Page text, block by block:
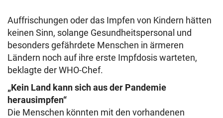
Auffrischungen oder das Impfen von Kindern hätten
keinen Sinn, solange Gesundheitspersonal und
besonders gefährdete Menschen in ärmeren
Ländern noch auf ihre erste Impfdosis warteten,
beklagte der WHO-Chef.
„Kein Land kann sich aus der Pandemie
herausimpfen“
Die Menschen könnten mit den vorhandenen